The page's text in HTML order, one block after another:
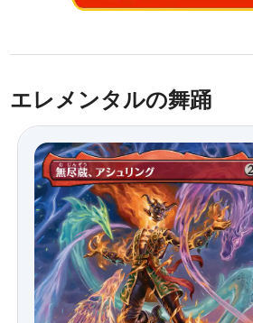
エレメンタルの舞踊